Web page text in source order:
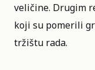
veličine. Drugim
koji su pomerili
tržištu rada.